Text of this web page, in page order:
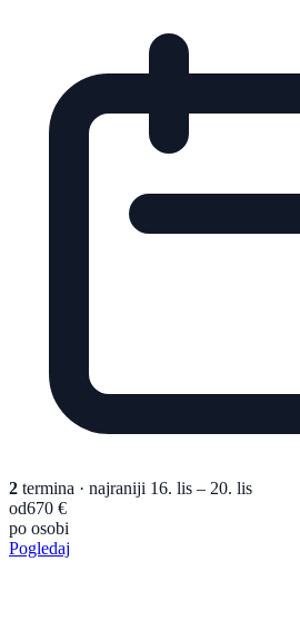
2 termina · najraniji 16. lis – 20. lis
od670 €
po osobi
Pogledaj